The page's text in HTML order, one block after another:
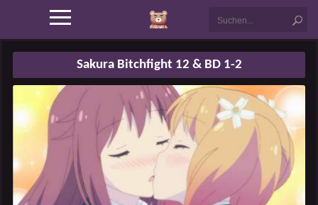
Sakura Bitchfight 12 & BD 1-2